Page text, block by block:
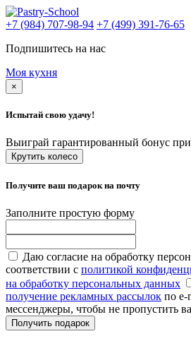
+7 (984) 707-98-94 +7 (499) 391-76-65
Подпишитесь на нас
Моя кухня
×
Испытай свою удачу!
Выиграй гарантированный бонус
Крутить колесо
Получите ваш подарок на почту
Заполните простую форму
Даю согласие на обработку
соответствии с политикой
на обработку персональных данных
получение рекламных рассылок по e-
мессенджеры, чтобы не пропустить
Получить подарок